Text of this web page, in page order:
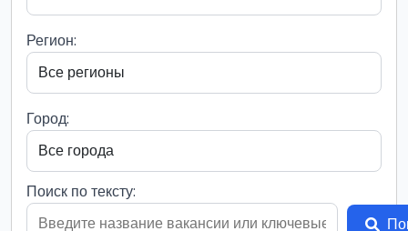
Регион:
Город:
Поиск по тексту: